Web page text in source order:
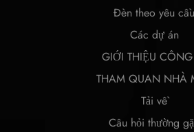
Đèn theo yêu cầu
Các dự án
GIỚI THIỆU CÔNG
THAM QUAN NHÀ
Tải về
Câu hỏi thường